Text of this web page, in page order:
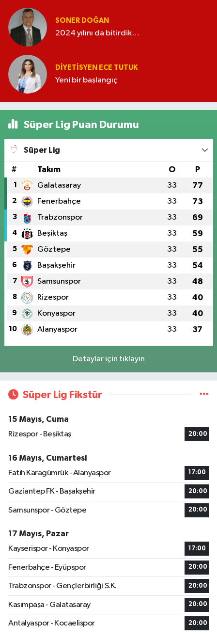
SONER DOĞAN
2024 yılını da bitirdik…
DIYETISYEN ECE TUTUK
Yeni bir başlangıç
Süper Lig Puan Durumu
Süper Lig
# Takım O P
1 Galatasaray 33 77
2 Fenerbahçe 33 73
3 Trabzonspor 33 69
4 Beşiktaş 33 59
5 Göztepe 33 55
6 Başakşehir 33 54
7 Samsunspor 33 48
8 Rizespor 33 40
9 Konyaspor 33 40
10 Alanyaspor 33 37
Detaylar için tıklayın
Süper Lig Fikstür
15 Mayıs, Cuma
Rizespor - Beşiktaş
20:00
16 Mayıs, Cumartesi
Fatih Karagümrük - Alanyaspor
17:00
Gaziantep FK - Başakşehir 20:00
Samsunspor - Göztepe 20:00
17 Mayıs, Pazar
Kayserispor - Konyaspor
17:00
Fenerbahçe - Eyüpspor 20:00
Trabzonspor - Gençlerbirliği S.K. 20:00
Kasımpaşa - Galatasaray 20:00
Antalyaspor - Kocaelispor 20:00